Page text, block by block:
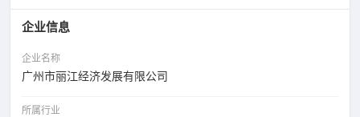
企业信息
企业名称
广州市丽江经济发展有限公司
所属行业